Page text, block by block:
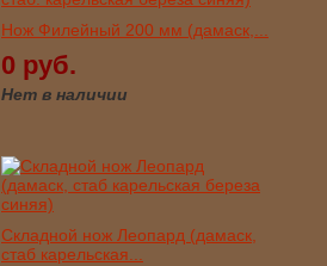
Нож Филейный 200 мм (дамаск,...
0 руб.
Нет в наличии
Складной нож Леопард (дамаск,
стаб карельская...